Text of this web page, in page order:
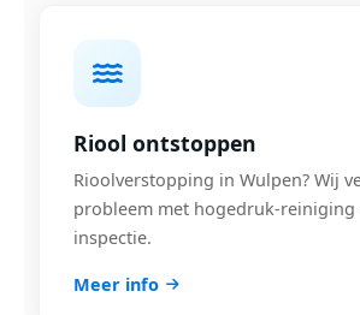
Riool ontstoppen
Rioolverstopping in Wulpen? Wij
probleem met hogedruk-reiniging
inspectie.
Meer info